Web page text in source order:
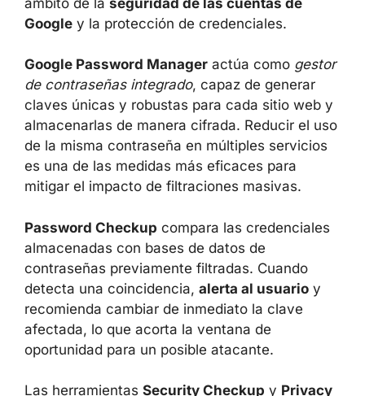
el ámbito de laseguridad de las cuentas de
Google y la protección de credenciales.
Google Password Manager actúa como
gestor de contraseñas integrado, capaz de
generar claves únicas y robustas para cada
sitio web y almacenarlas de manera cifrada.
Reducir el uso de la misma contraseña en
múltiples servicios es una de las medidas más
eficaces para mitigar el impacto de
Password Checkupcompara las
credenciales almacenadas con bases de
datos de contraseñas previamente filtradas.
Cuando detecta una coincidencia,alerta al
usuarioy recomienda cambiar de inmediato
la clave afectada, lo que acorta la ventana de